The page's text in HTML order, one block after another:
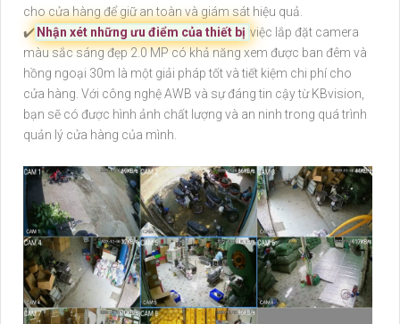
cho cửa hàng để giữ an toàn và giám sát hiệu quả.
✔️ Nhận xét những ưu điểm của thiết bị việc lắp đặt camera
màu sắc sáng đẹp 2.0 MP có khả năng xem được ban đêm và
hồng ngoại 30m là một giải pháp tốt và tiết kiệm chi phí cho
cửa hàng. Với công nghệ AWB và sự đáng tin cậy từ KBvision,
bạn sẽ có được hình ảnh chất lượng và an ninh trong quá trình
quản lý cửa hàng của mình.